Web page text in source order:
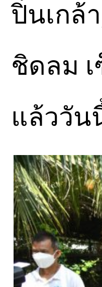
ปิ่นเกล้
ชิดลม
แล้ววัน